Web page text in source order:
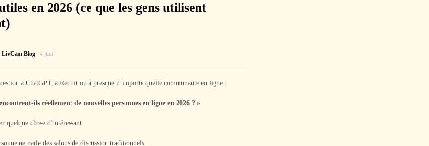
en 2026 (ce que les gens utilisent
LivCam Blog · 4 juin
à ChatGPT, à Reddit ou à presque n’importe quelle communauté en ligne :
ils réellement de nouvelles personnes en ligne en 2026 ? »
quelque chose d’intéressant.
ne parle des salons de discussion traditionnels.